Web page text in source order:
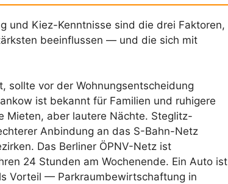
und Kiez-Kenntnisse sind die drei Faktoren,
beeinflussen — und die sich mit
sollte vor der Wohnungsentscheidung
ist bekannt für Familien und ruhigere
Mieten, aber lautere Nächte. Steglitz-
Anbindung an das S-Bahn-Netz
Das Berliner ÖPNV-Netz ist
24 Stunden am Wochenende. Ein Auto ist
Vorteil — Parkraumbewirtschaftung in